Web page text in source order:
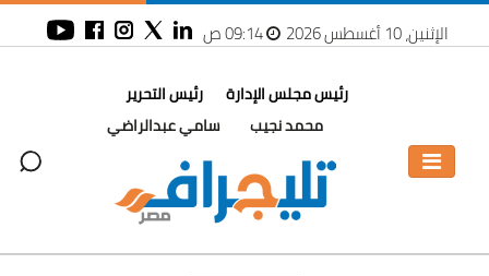
الإثنين، 10 أغسطس 2026 09:14 ص
رئيس مجلس الإدارة
محمد نجيب
رئيس التحرير
سامي عبدالراضي